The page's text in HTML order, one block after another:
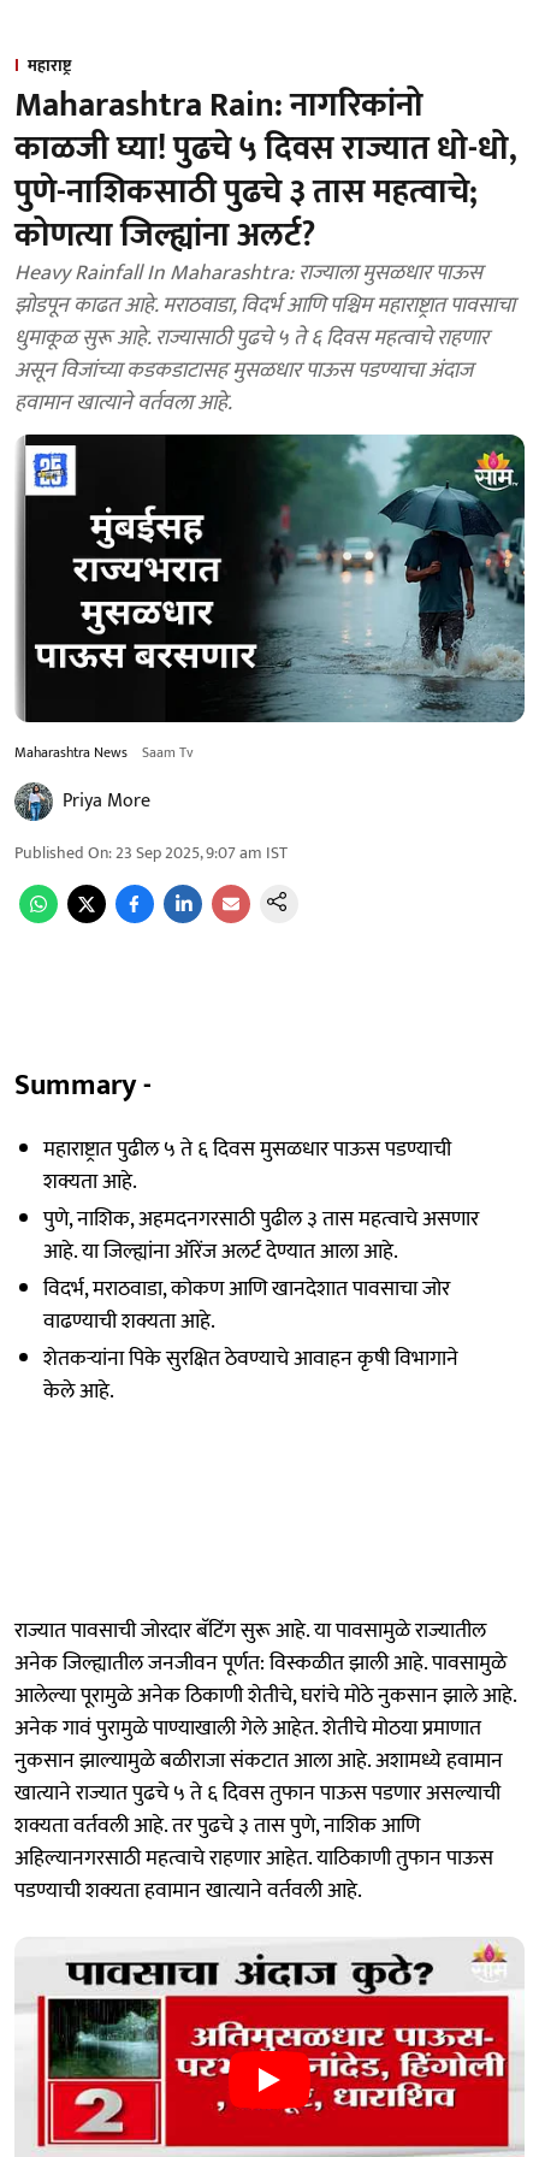
महाराष्ट्र
Maharashtra Rain: नागरिकांनो
काळजी घ्या! पुढचे ५ दिवस राज्यात धो-धो,
पुणे-नाशिकसाठी पुढचे ३ तास महत्वाचे;
कोणत्या जिल्ह्यांना अलर्ट?
Heavy Rainfall In Maharashtra: राज्याला मुसळधार पाऊस
झोडपून काढत आहे. मराठवाडा, विदर्भ आणि पश्चिम महाराष्ट्रात पावसाचा
धुमाकूळ सुरू आहे. राज्यासाठी पुढचे ५ ते ६ दिवस महत्वाचे राहणार
असून विजांच्या कडकडाटासह मुसळधार पाऊस पडण्याचा अंदाज
हवामान खात्याने वर्तवला आहे.
Maharashtra News Saam Tv
Priya More
Published On:23 Sep 2025, 9:07 am IST
Summary -
महाराष्ट्रात पुढील ५ ते ६ दिवस मुसळधार पाऊस पडण्याची
शक्यता आहे.
पुणे, नाशिक, अहमदनगरसाठी पुढील ३ तास महत्वाचे असणार
आहे. या जिल्ह्यांना ऑरेंज अलर्ट देण्यात आला आहे.
विदर्भ, मराठवाडा, कोकण आणि खानदेशात पावसाचा जोर
वाढण्याची शक्यता आहे.
शेतकऱ्यांना पिके सुरक्षित ठेवण्याचे आवाहन कृषी विभागाने
केले आहे.
राज्यात पावसाची जोरदार बॅटिंग सुरू आहे. या पावसामुळे राज्यातील
अनेक जिल्ह्यातील जनजीवन पूर्णत: विस्कळीत झाली आहे. पावसामुळे
आलेल्या पूरामुळे अनेक ठिकाणी शेतीचे, घरांचे मोठे नुकसान झाले आहे.
अनेक गावं पुरामुळे पाण्याखाली गेले आहेत. शेतीचे मोठया प्रमाणात
नुकसान झाल्यामुळे बळीराजा संकटात आला आहे. अशामध्ये हवामान
खात्याने राज्यात पुढचे ५ ते ६ दिवस तुफान पाऊस पडणार असल्याची
शक्यता वर्तवली आहे. तर पुढचे ३ तास पुणे, नाशिक आणि
अहिल्यानगरसाठी महत्वाचे राहणार आहेत. याठिकाणी तुफान पाऊस
पडण्याची शक्यता हवामान खात्याने वर्तवली आहे.